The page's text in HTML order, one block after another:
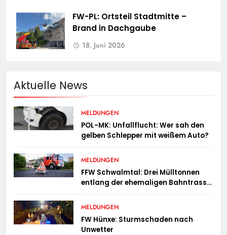
FW-PL: Ortsteil Stadtmitte –
Brand in Dachgaube
18. Juni 2026
Aktuelle News
MELDUNGEN
POL-MK: Unfallflucht: Wer sah den
gelben Schlepper mit weißem Auto?
MELDUNGEN
FFW Schwalmtal: Drei Mülltonnen
entlang der ehemaligen Bahntrasse
MELDUNGEN
FW Hünxe: Sturmschaden nach
Unwetter